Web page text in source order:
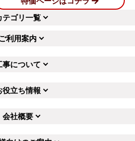
テゴリ一覧
利用案内
事について
役立ち情報
会社概要